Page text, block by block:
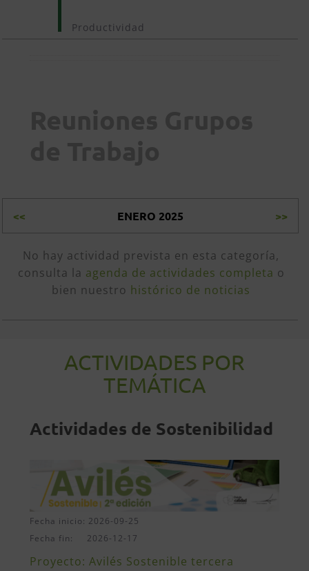
Productividad
<< ENERO 2025 >>
No hay actividad prevista en esta categoría,
consulta la agenda de actividades completa o
bien nuestro histórico de noticias
ACTIVIDADES POR
TEMÁTICA
Actividades de Sostenibilidad
Fecha inicio: 2026-09-25
Fecha fin: 2026-12-17
Proyecto: Avilés Sostenible tercera